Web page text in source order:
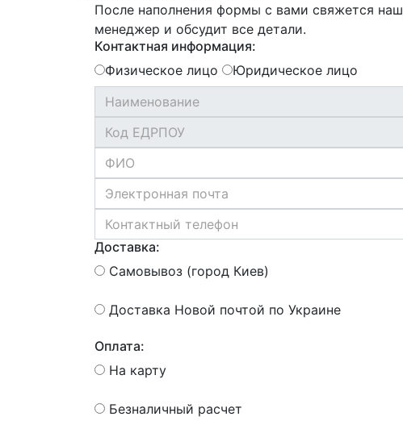
После наполнения формы с вами свяжется наш
менеджер и обсудит все детали.
Контактная информация:
Физическое лицо
Юридическое лицо
Доставка:
Самовывоз (город Киев)
Доставка Новой почтой по Украине
Оплата:
На карту
Безналичный расчет